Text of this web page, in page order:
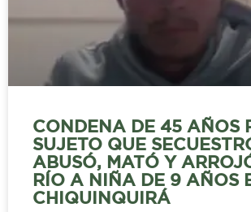
CONDENA DE 45 AÑOS
SUJETO QUE
ABUSÓ, MATÓ Y
RÍO A NIÑA DE 9 AÑOS
CHIQUINQUIRÁ